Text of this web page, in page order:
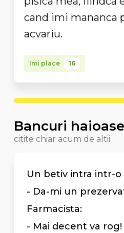
cand imi mananca
acvariu.
Imi place 16
Bancuri haioase
citite chiar acum de altii
Un betiv intra intr-o
- Da-mi un
Farmacista:
- Mai decent va rog!